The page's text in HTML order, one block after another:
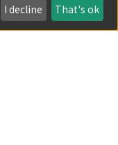
I decline That's ok